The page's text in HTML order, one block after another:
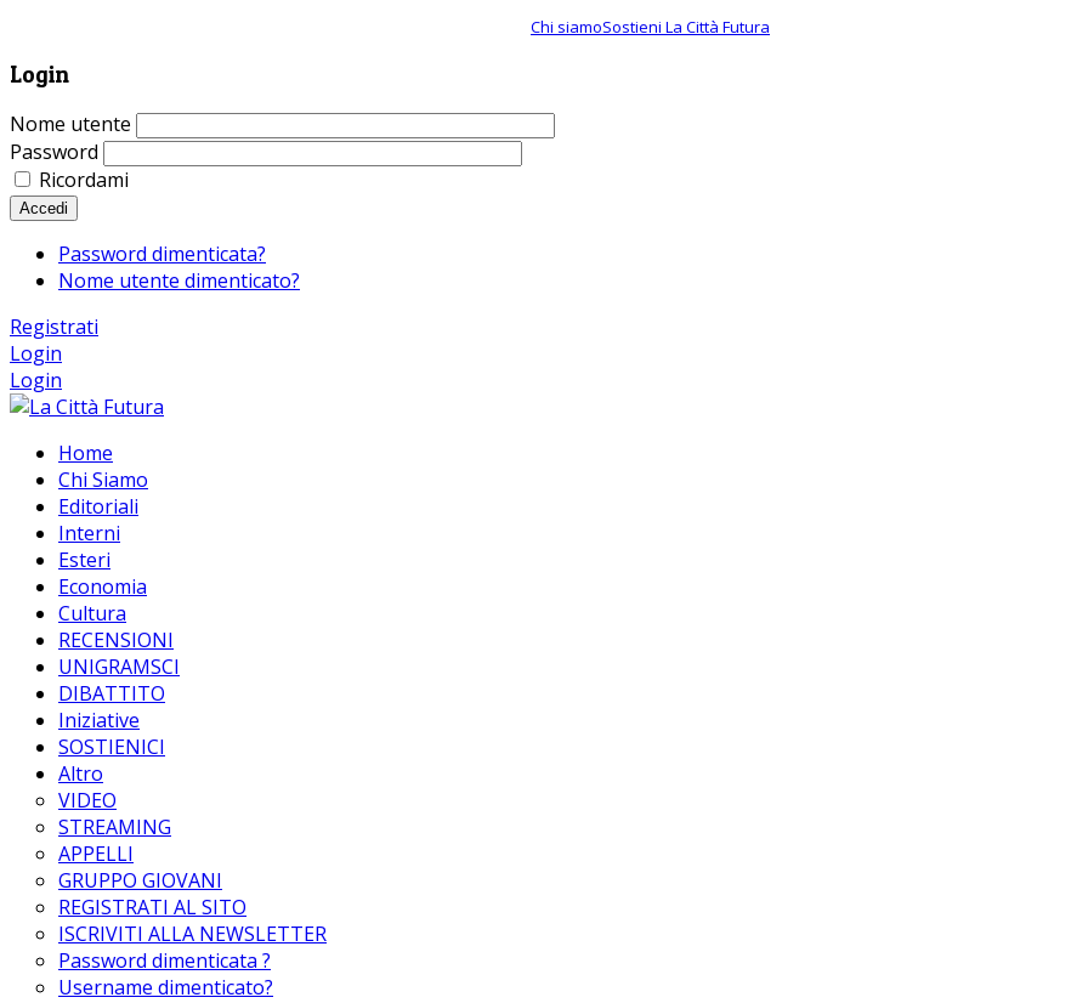
Chi siamoSostieni La Città Futura
Login
Nome utente
Password
Ricordami
Accedi
Password dimenticata?
Nome utente dimenticato?
Registrati
Login
Login
Home
Chi Siamo
Editoriali
Interni
Esteri
Economia
Cultura
RECENSIONI
UNIGRAMSCI
DIBATTITO
Iniziative
SOSTIENICI
Altro
VIDEO
STREAMING
APPELLI
GRUPPO GIOVANI
REGISTRATI AL SITO
ISCRIVITI ALLA NEWSLETTER
Password dimenticata ?
Username dimenticato?